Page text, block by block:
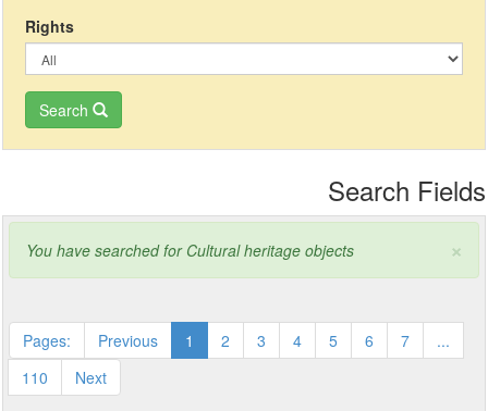
Rights
Search
Search Fields
×
You have searched for Cultural heritage objects
Pages: Previous 1 2 3 4 5 6 7
...
110
Next